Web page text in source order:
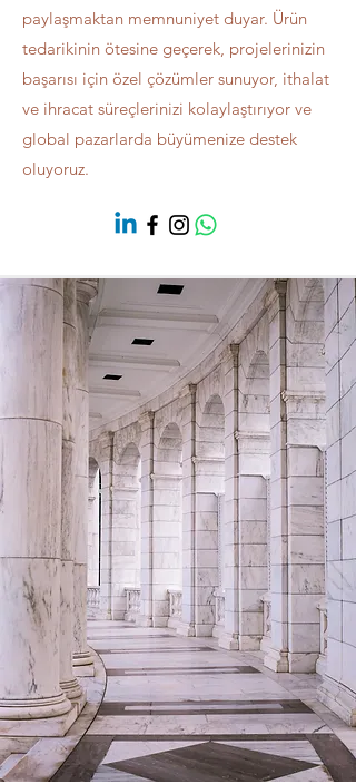
paylaşmaktan memnuniyet duyar. Ürün
tedarikinin ötesine geçerek, projelerinizin
başarısı için özel çözümler sunuyor, ithalat
ve ihracat süreçlerinizi kolaylaştırıyor ve
global pazarlarda büyümenize destek
oluyoruz.